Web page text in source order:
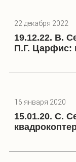
22 декабря 2022
19.12.22. В.
П.Г. Царфис:
16 января 2020
15.01.20. С.